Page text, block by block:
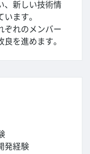
、新しい技術情
ます。
ぞれのメンバー
を進めます。
発経験